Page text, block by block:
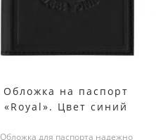
Обложка на паспорт
«Royal». Цвет синий
Обложка для паспорта надежно